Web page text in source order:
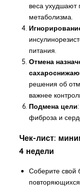
веса ухудшают
метаболизма.
питания.
Отмена
решения об
важнее
Подмена цели
фиброза и
Чек-лист:
4 недели
Соберите свой